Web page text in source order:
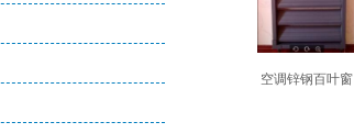
空调锌钢百叶窗